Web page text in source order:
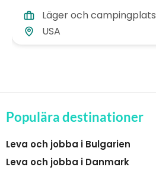
Läger och campingplats
USA
Populära destinationer
Leva och jobba i Bulgarien
Leva och jobba i Danmark